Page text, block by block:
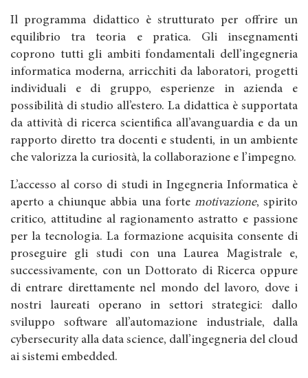
Il programma didattico è strutturato per offrire un
equilibrio tra teoria e pratica. Gli insegnamenti
coprono tutti gli ambiti fondamentali dell’ingegneria
informatica moderna, arricchiti da laboratori, progetti
individuali e di gruppo, esperienze in azienda e
possibilità di studio all’estero. La didattica è supportata
da attività di ricerca scientifica all’avanguardia e da un
rapporto diretto tra docenti e studenti, in un ambiente
che valorizza la curiosità, la collaborazione e l’impegno.
L’accesso al corso di studi in Ingegneria Informatica è
aperto a chiunque abbia una forte motivazione, spirito
critico, attitudine al ragionamento astratto e passione
per la tecnologia. La formazione acquisita consente di
proseguire gli studi con una Laurea Magistrale e,
successivamente, con un Dottorato di Ricerca oppure
di entrare direttamente nel mondo del lavoro, dove i
nostri laureati operano in settori strategici: dallo
sviluppo software all’automazione industriale, dalla
cybersecurity alla data science, dall’ingegneria del cloud
ai sistemi embedded.